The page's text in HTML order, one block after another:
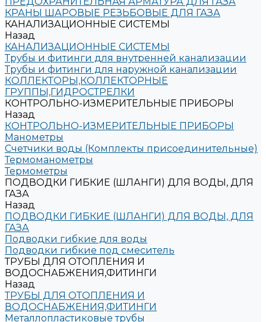
КРАНЫ ШАРОВЫЕ РЕЗЬБОВЫЕ ДЛЯ ГАЗА
КАНАЛИЗАЦИОННЫЕ СИСТЕМЫ
Назад
КАНАЛИЗАЦИОННЫЕ СИСТЕМЫ
Трубы и фитинги для внутренней канализации
Трубы и фитинги для наружной канализации
КОЛЛЕКТОРЫ,КОЛЛЕКТОРНЫЕ
ГРУППЫ,ГИДРОСТРЕЛКИ
КОНТРОЛЬНО-ИЗМЕРИТЕЛЬНЫЕ ПРИБОРЫ
Назад
КОНТРОЛЬНО-ИЗМЕРИТЕЛЬНЫЕ ПРИБОРЫ
Манометры
Счетчики воды (Комплекты присоединительные)
Термоманометры
Термометры
ПОДВОДКИ ГИБКИЕ (ШЛАНГИ) ДЛЯ ВОДЫ, ДЛЯ
ГАЗА
Назад
ПОДВОДКИ ГИБКИЕ (ШЛАНГИ) ДЛЯ ВОДЫ, ДЛЯ
ГАЗА
Подводки гибкие для воды
Подводки гибкие под смеситель
ТРУБЫ ДЛЯ ОТОПЛЕНИЯ И
ВОДОСНАБЖЕНИЯ,ФИТИНГИ
Назад
ТРУБЫ ДЛЯ ОТОПЛЕНИЯ И
ВОДОСНАБЖЕНИЯ,ФИТИНГИ
Металлопластиковые трубы